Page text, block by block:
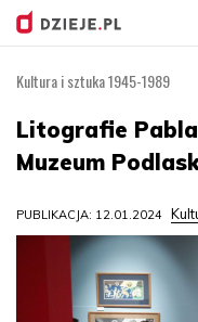
Kultura i sztuka 1945-1989
Litografie
Muzeum
PUBLIKACJA: 12.01.2024